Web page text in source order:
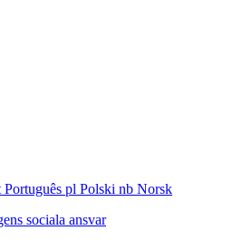
Português pl Polski nb Norsk
sociala ansvar